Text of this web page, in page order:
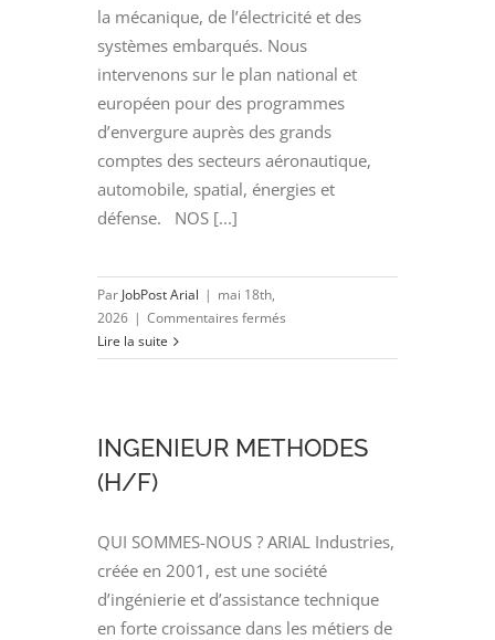
la mécanique, de l’électricité et des
systèmes embarqués. Nous
intervenons sur le plan national et
européen pour des programmes
d’envergure auprès des grands
comptes des secteurs aéronautique,
automobile, spatial, énergies et
défense. NOS [...]
Par JobPost Arial | mai 18th,
2026 | Commentaires fermés
Projeteur
Lire la suite
INGENIEUR METHODES
(H/F)
QUI SOMMES-NOUS ? ARIAL Industries,
créée en 2001, est une société
d’ingénierie et d’assistance technique
en forte croissance dans les métiers de